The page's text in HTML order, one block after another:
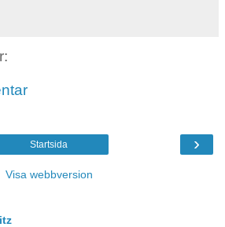
›
Startsida
Visa webbversion